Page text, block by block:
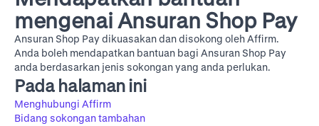
mengenai Ansuran Shop Pay
Ansuran Shop Pay dikuasakan dan disokong oleh Affirm.
Anda boleh mendapatkan bantuan bagi Ansuran Shop Pay
anda berdasarkan jenis sokongan yang anda perlukan.
Pada halaman ini
Menghubungi Affirm
Bidang sokongan tambahan